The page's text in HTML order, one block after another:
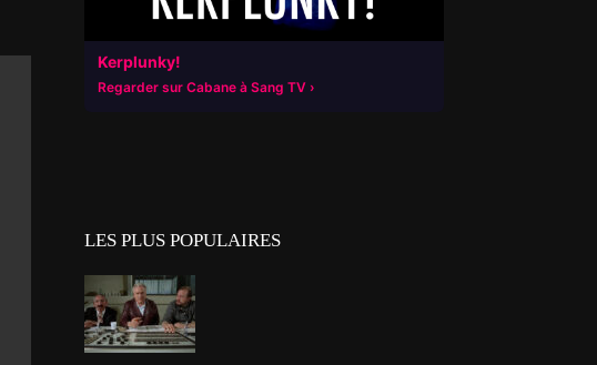
Kerplunky!
Regarder sur Cabane à Sang TV
LES PLUS POPULAIRES